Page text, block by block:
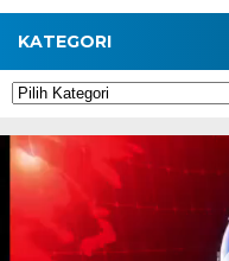
KATEGORI
Kategori
Pemutar
Video